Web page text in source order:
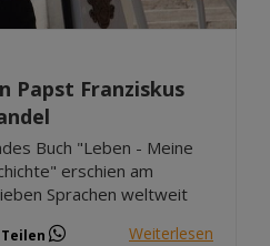
Papst Franziskus
Buch "Leben - Meine
erschien am
Sprachen weltweit
Teilen Weiterlesen